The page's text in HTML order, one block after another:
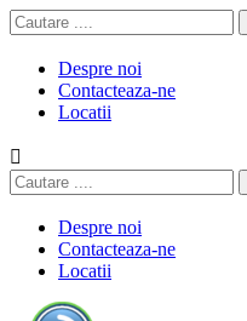
Despre noi
Contacteaza-ne
Locatii

Despre noi
Contacteaza-ne
Locatii